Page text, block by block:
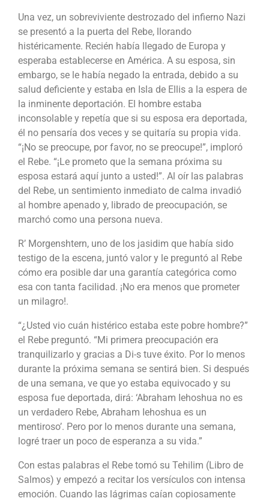
Una vez, un sobreviviente destrozado del infierno Nazi
se presentó a la puerta del Rebe, llorando
histéricamente. Recién había llegado de Europa y
esperaba establecerse en América. A su esposa, sin
embargo, se le había negado la entrada, debido a su
salud deficiente y estaba en Isla de Ellis a la espera de
la inminente deportación. El hombre estaba
inconsolable y repetía que si su esposa era deportada,
él no pensaría dos veces y se quitaría su propia vida.
“¡No se preocupe, por favor, no se preocupe!”, imploró
el Rebe. “¡Le prometo que la semana próxima su
esposa estará aquí junto a usted!”. Al oír las palabras
del Rebe, un sentimiento inmediato de calma invadió
al hombre apenado y, librado de preocupación, se
marchó como una persona nueva.
R’ Morgenshtern, uno de los jasidim que había sido
testigo de la escena, juntó valor y le preguntó al Rebe
cómo era posible dar una garantía categórica como
esa con tanta facilidad. ¡No era menos que prometer
un milagro!.
“¿Usted vio cuán histérico estaba este pobre hombre?”
el Rebe preguntó. “Mi primera preocupación era
tranquilizarlo y gracias a Di-s tuve éxito. Por lo menos
durante la próxima semana se sentirá bien. Si después
de una semana, ve que yo estaba equivocado y su
esposa fue deportada, dirá: ‘Abraham Iehoshua no es
un verdadero Rebe, Abraham Iehoshua es un
mentiroso’. Pero por lo menos durante una semana,
logré traer un poco de esperanza a su vida.”
Con estas palabras el Rebe tomó su Tehilim (Libro de
Salmos) y empezó a recitar los versículos con intensa
emoción. Cuando las lágrimas caían copiosamente